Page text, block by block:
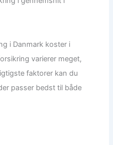
i Danmark koster i
varierer meget,
faktorer kan du
passer bedst til både